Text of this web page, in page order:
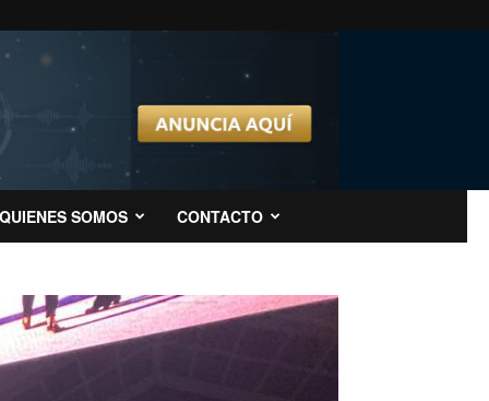
QUIENES SOMOS CONTACTO